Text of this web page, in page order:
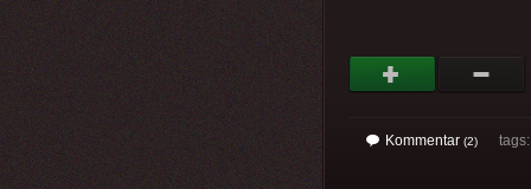
Kommentar (2) tags: